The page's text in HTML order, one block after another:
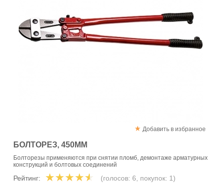
Добавить в избранное
БОЛТОРЕЗ, 450ММ
Болторезы применяются при снятии пломб, демонтаже арматурных
конструкций и болтовых соединений
Рейтинг: (голосов: 6, покупок: 1)